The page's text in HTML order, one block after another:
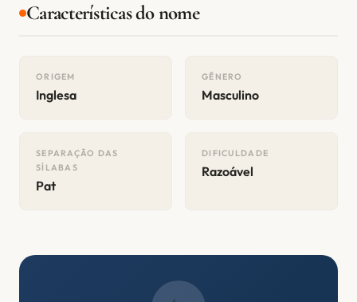
Características do nome
ORIGEM
Inglesa
GÊNERO
Masculino
SEPARAÇÃO DAS
SÍLABAS
Pat
DIFICULDADE
Razoável